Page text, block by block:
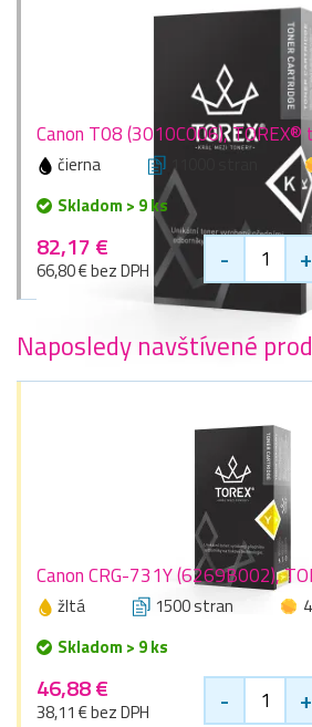
Canon T08 (3010C006), TOREX®
čierna 11000 stran
Skladom > 9 ks
82,17 €
66,80 € bez DPH - +
Naposledy navštívené
Canon CRG-731Y (6269B002),
žltá 1500 stran
Skladom > 9 ks
46,88 €
38,11 € bez DPH - +